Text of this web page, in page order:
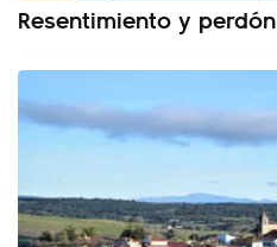
Resentimiento y perdón